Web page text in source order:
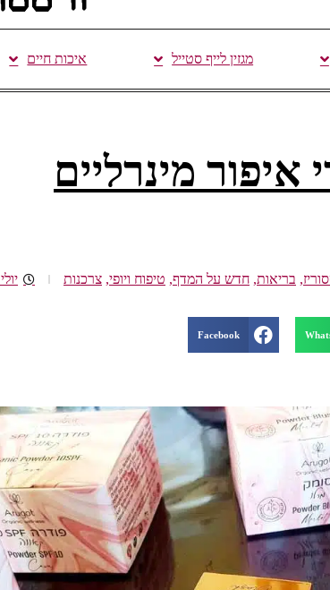
מגזין לייף סטייל איכות חיים
איפור מינרליים
, בריאות, חדש על המדף, טיפוח ויופי, צרכנות יולי 31, 2022
Facebook